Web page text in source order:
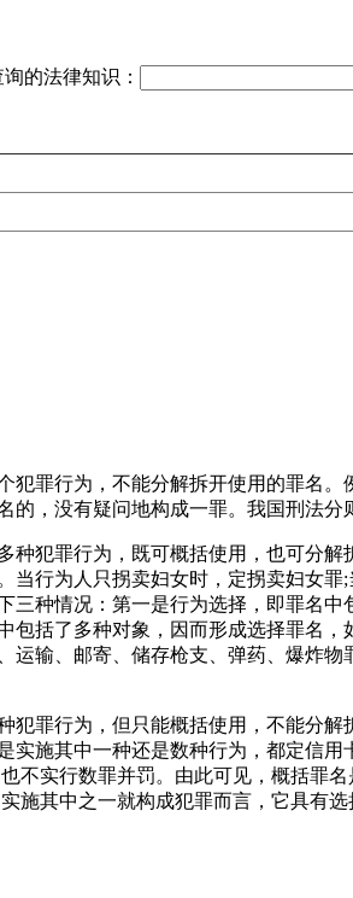
的法律知识：
罪行为，不能分解拆开使用的罪名
，没有疑问地构成一罪。我国刑法分
犯罪行为，既可概括使用，也可分解
行为人只拐卖妇女时，定拐卖妇女
种情况：第一是行为选择，即罪名
括了多种对象，因而形成选择罪名
输、邮寄、储存枪支、弹药、爆炸
罪行为，但只能概括使用，不能分解
施其中一种还是数种行为，都定信
不实行数罪并罚。由此可见，概括罪
施其中之一就构成犯罪而言，它具有